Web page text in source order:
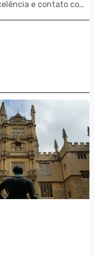
Vancouver reúne educação de excelência e contato com a natureza